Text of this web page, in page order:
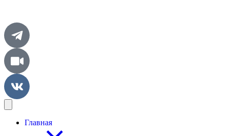
Главная